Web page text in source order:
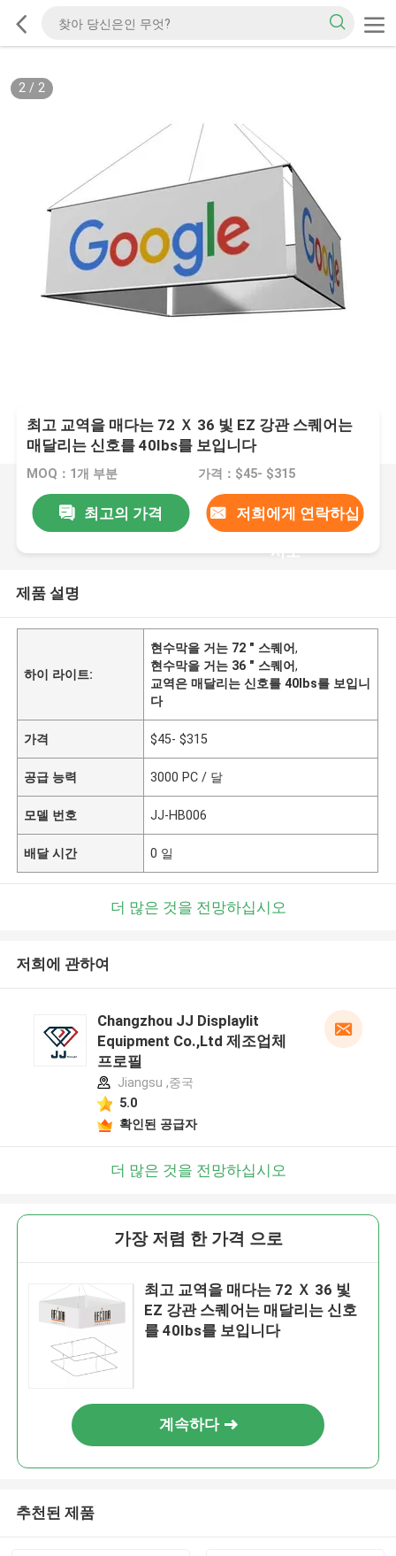
2/ 2
최고 교역을 매다는 72 Ｘ 36 빛 EZ 강관 스퀘어는
매달리는 신호를 40Ibs를 보입니다
MOQ：1개 부분 가격：$45- $315
최고의 가격 저희에게 연락하십
시오
제품 설명
하이 라이트:
현수막을 거는 72 " 스퀘어,
현수막을 거는 36 " 스퀘어,
교역은 매달리는 신호를 40Ibs를 보입니
다
가격 $45- $315
공급 능력 3000 PC / 달
모델 번호 JJ-HB006
배달 시간 0 일
더 많은 것을 전망하십시오
저희에 관하여
Changzhou JJ Displaylit
Equipment Co.,Ltd 제조업체
프로필
Jiangsu ,중국
5.0
확인된 공급자
더 많은 것을 전망하십시오
가장 저렴 한 가격 으로
최고 교역을 매다는 72 Ｘ 36 빛
EZ 강관 스퀘어는 매달리는 신호
를 40Ibs를 보입니다
계속하다
추천된 제품